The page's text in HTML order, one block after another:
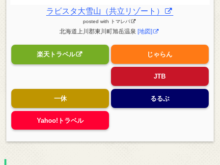
ラビスタ大雪山（共立リゾート）
posted with トマレバ
北海道上川郡東川町旭岳温泉 [地図]
楽天トラベル じゃらん
JTB
一休 るるぶ
Yahoo!トラベル